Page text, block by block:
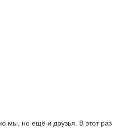
мы, но ещё и друзья. В этот раз